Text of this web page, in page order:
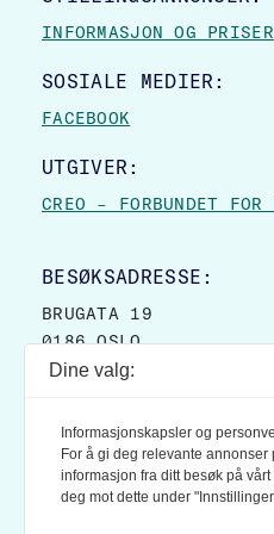
INFORMASJON OG PRISER
SOSIALE MEDIER:
FACEBOOK
UTGIVER:
CREO – FORBUNDET FOR
BESØKSADRESSE:
BRUGATA 19
0186 OSLO
POSTBOKS 9007
0133 OSLO
LES OGSÅ:
Dine valg:
Informasjonskapsler og
For å gi deg relevante annonser
informasjon fra ditt besøk på
deg mot dette under